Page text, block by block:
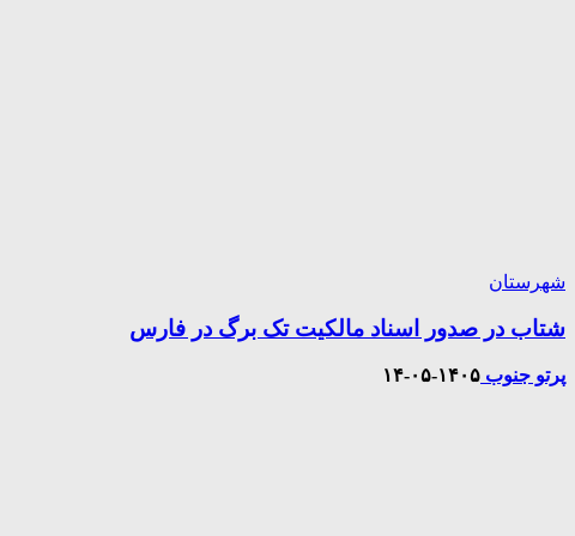
شهرستان
شتاب در صدور اسناد مالکیت تک برگ در فارس
پرتو جنوب ۱۴۰۵-۰۵-۱۴